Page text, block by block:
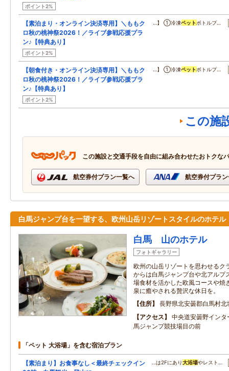
ポイント2%
【素泊まり・オンライン決済専用】＼ももク
ロ秋の桃神祭2026！／ライブ参戦応援プラ
ン♪【特典あり】
ポイント2%
…】 ①冷凍ペット ボトルプ…
【朝食付き・オンライン決済専用】＼ももク
ロ秋の桃神祭2026！／ライブ参戦応援プラ
ン♪【特典あり】
ポイント2%
…】 ①冷凍ペット ボトルプ…
この施
この施設と交通手段を自由に組み合わせたおトクな
航空券付プラン一覧へ 航空券付プラ
白馬ジャンプ台を一望する、欧州山岳リゾートスタイルのホテル
白馬 山のホテル
フォトギャラリー
欧州の山岳リゾートを思わせるク
からは白馬ジャンプ台や北アルプ
場食材を活かした欧風コースや焼
泉に癒やされる贅沢な休日を。
住所
長野県北安曇郡白馬村北
アクセス
中央道安曇野イン
馬ジャンプ競技場目の前
「ペット 大浴場」を含む宿泊プラン
【素泊まり】お食事なし＜最終チェックイン
…は2Fにあり大浴場やレスト…